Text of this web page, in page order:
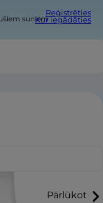
Reģistrēties
Kur iegādāties
Pārlūkot
suņiem